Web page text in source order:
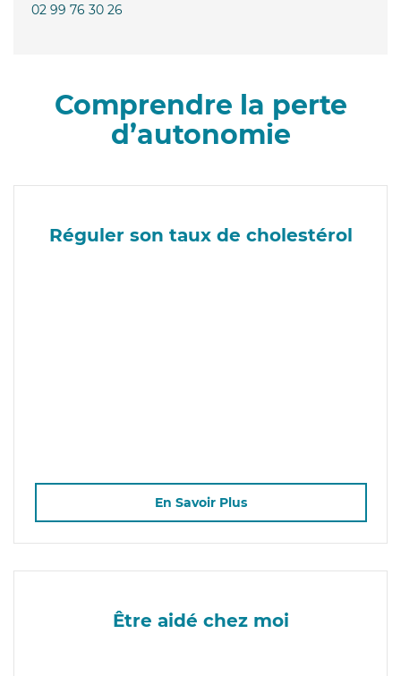
02 99 76 30 26
Comprendre la perte
d’autonomie
Réguler son taux de cholestérol
En Savoir Plus
Être aidé chez moi